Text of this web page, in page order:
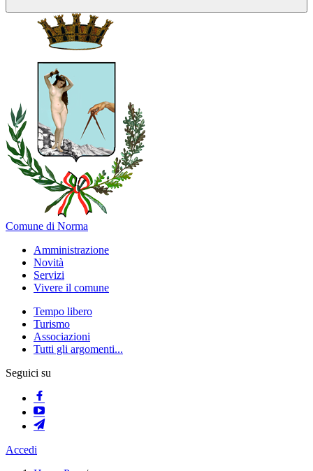
Comune di Norma
Amministrazione
Novità
Servizi
Vivere il comune
Tempo libero
Turismo
Associazioni
Tutti gli argomenti...
Seguici su
Accedi